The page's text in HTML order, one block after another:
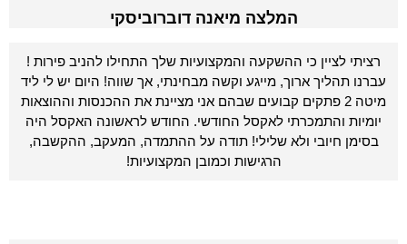
המלצה מיאנה דוברוביסקי
רציתי לציין כי ההשקעה והמקצועיות שלך התחילו להניב פירות !
עברנו תהליך ארוך, מייגע וקשה מבחינתי, אך שווה! היום יש לי ליד
מיטה 2 פתקים קבועים שבהם אני מציינת את ההכנסות וההוצאות
יומיות והתמכרתי לאקסל החודשי. החודש לראשונה האקסל היה
בסימן חיובי ולא שלילי! תודה על ההתמדה, המעקב, ההקשבה,
הרגישות וכמובן המקצועיות!